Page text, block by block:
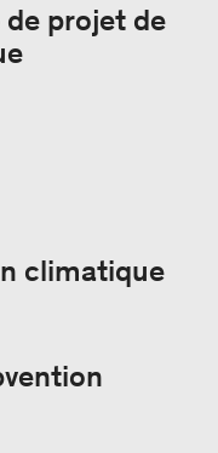
projet de
climatique